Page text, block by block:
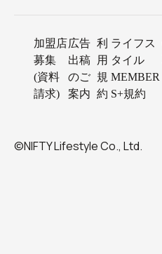
加盟店
募集
(資料
請求)
広告
出稿
のご
案内
利
用
規
約
ライフス
タイル
MEMBER
S+規約
©NIFTY Lifestyle Co., Ltd.